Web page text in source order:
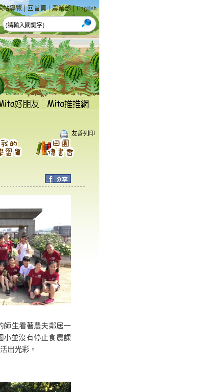
站導覽 |回首頁 |農業部 |English
友善列印
生看著農夫鄰居一
小並沒有停止食農課
出光彩。